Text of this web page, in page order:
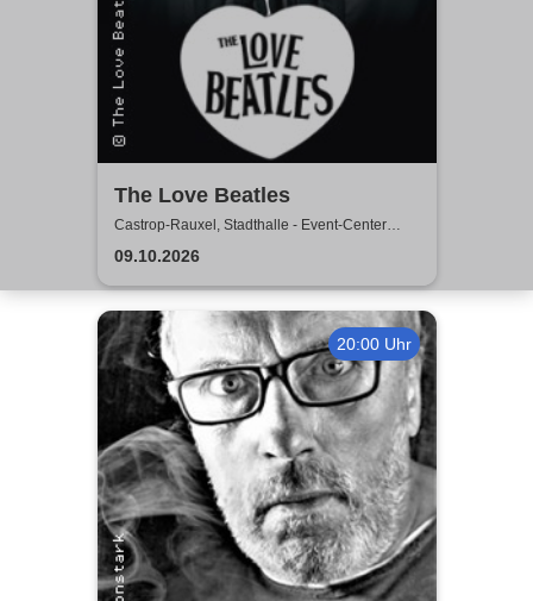
The Love Beatles
Castrop-Rauxel, Stadthalle - Event-Center
Castrop-Rauxel
09.10.2026
20:00 Uhr